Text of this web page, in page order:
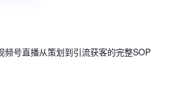
频号直播从策划到引流获客的完整SOP